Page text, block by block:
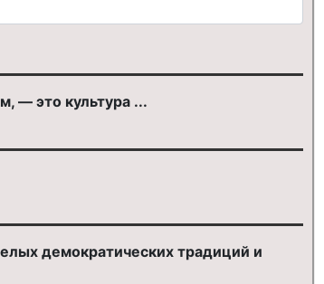
— это культура ...
демократических традиций и